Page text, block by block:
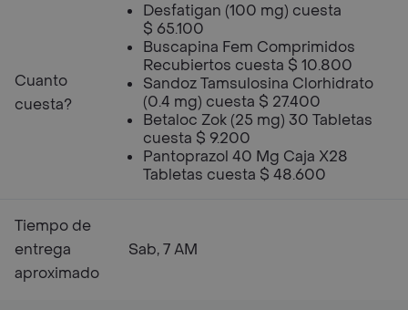
Cuanto
cuesta?
Desfatigan (100 mg) cuesta
$ 65.100
Buscapina Fem Comprimidos
Recubiertos cuesta $ 10.800
Sandoz Tamsulosina Clorhidrato
(0.4 mg) cuesta $ 27.400
Betaloc Zok (25 mg) 30 Tabletas
cuesta $ 9.200
Pantoprazol 40 Mg Caja X28
Tabletas cuesta $ 48.600
Tiempo de
entrega
aproximado
Sab, 7 AM